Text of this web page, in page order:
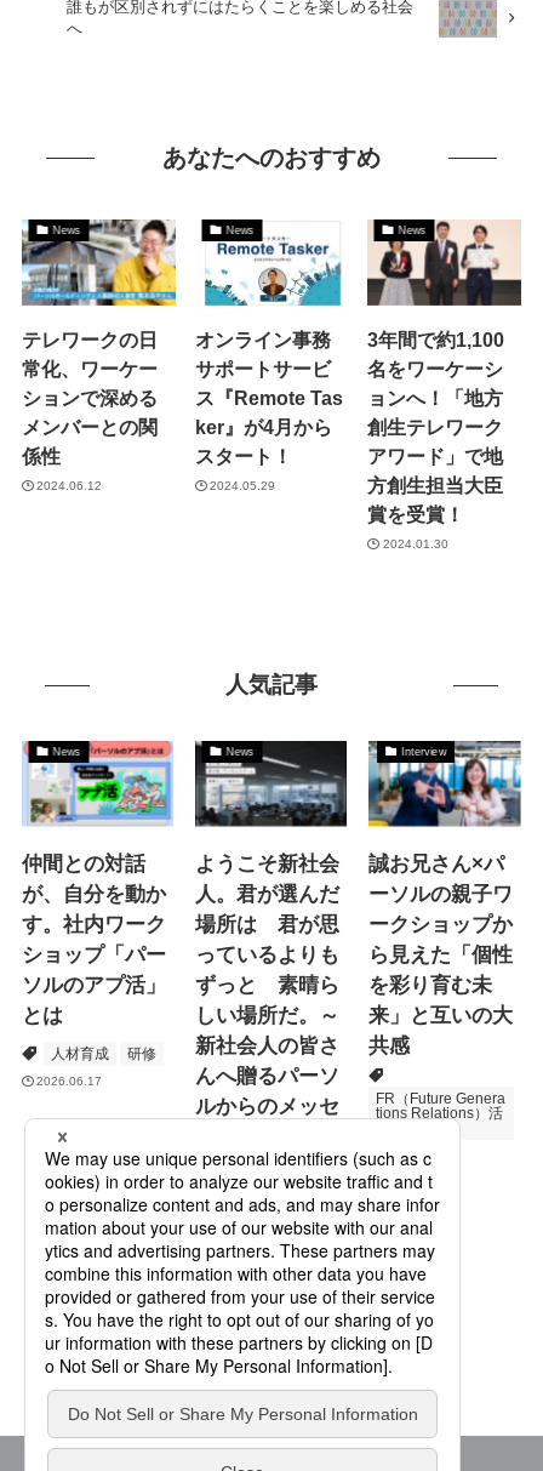
誰もが区別されずにはたらくことを楽しめる社会
へ
あなたへのおすすめ
News
テレワークの日
常化、ワーケー
ションで深める
メンバーとの関
係性
2024.06.12
News
オンライン事務
サポートサービ
ス『Remote Tas
ker』が4月から
スタート！
2024.05.29
News
3年間で約1,100
名をワーケーシ
ョンへ！「地方
創生テレワーク
アワード」で地
方創生担当大臣
賞を受賞！
2024.01.30
人気記事
News
仲間との対話
が、自分を動か
す。社内ワーク
ショップ「パー
ソルのアプ活」
とは
人材育成 研修
2026.06.17
News
ようこそ新社会
人。君が選んだ
場所は 君が思
っているよりも
ずっと 素晴ら
しい場所だ。～
新社会人の皆さ
んへ贈るパーソ
ルからのメッセ
Specialized Servic
es
プロモーション
Interview
誠お兄さん×パ
ーソルの親子ワ
ークショップか
ら見えた「個性
を彩り育む未
来」と互いの大
共感
FR（Future Genera
tions Relations）活
次世代育成
2026.06.16